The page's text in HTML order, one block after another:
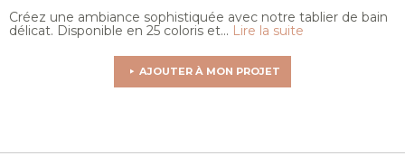
Créez une ambiance sophistiquée avec notre tablier de bain
délicat. Disponible en 25 coloris et... Lire la suite
AJOUTER À MON PROJET